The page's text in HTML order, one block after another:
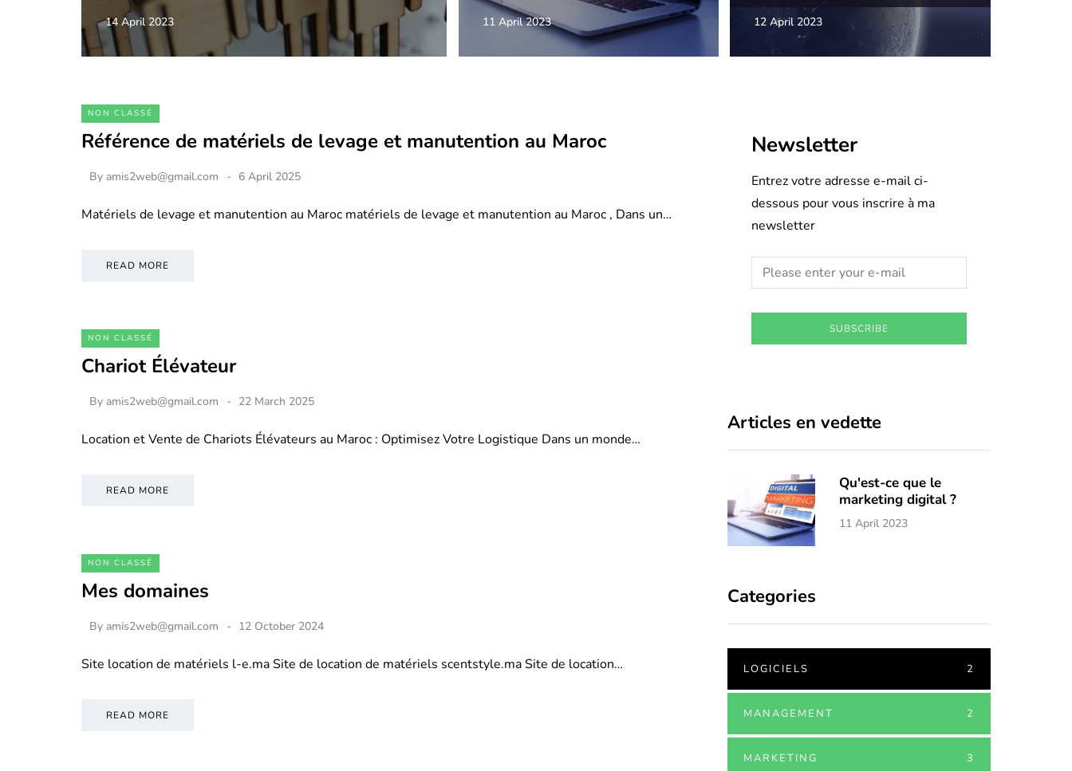
14 April 2023 11 April 2023 12 April 2023
NON CLASSÉ
Référence de matériels de levage et manutention au Maroc
By amis2web@gmail.com 6 April 2025
Matériels de levage et manutention au Maroc matériels de levage et manutention au Maroc , Dans un…
READ MORE
NON CLASSÉ
Chariot Élévateur
By amis2web@gmail.com 22 March 2025
Location et Vente de Chariots Élévateurs au Maroc : Optimisez Votre Logistique Dans un monde…
READ MORE
NON CLASSÉ
Mes domaines
By amis2web@gmail.com 12 October 2024
Site location de matériels l-e.ma Site de location de matériels scentstyle.ma Site de location…
READ MORE
Newsletter
Entrez votre adresse e-mail ci-
dessous pour vous inscrire à ma
newsletter
SUBSCRIBE
Articles en vedette
Qu'est-ce que le
marketing digital ?
11 April 2023
Categories
LOGICIELS 2
MANAGEMENT 2
MARKETING 3